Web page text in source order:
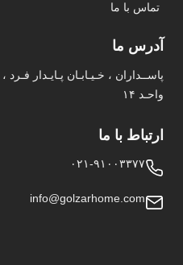
آدرس ما
واحـد ۱۴
ارتباط با ما
۰۲۱-۹۱۰۰۳۳۷۷
info@golzarhome.com
تماس با ما